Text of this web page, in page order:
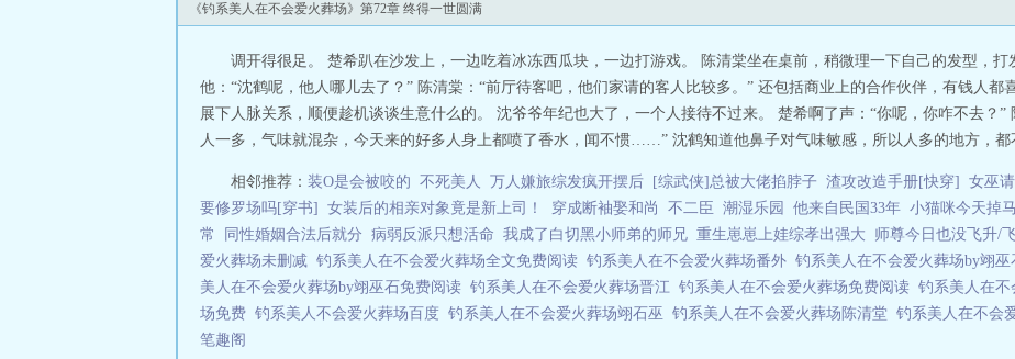
地，他开始跟陈清棠变得亲近，会记得陈清棠的口味、穿衣习惯，记得陈清棠的一切喜好聚会上，朋
用那种专注的眼神望着他陈清棠收回了对他的特殊性看着陈清棠跟别人出双入对，谈笑风生，沈鹤
狗，主动拦住陈清棠：“别这样对我。”——后来有天，沈鹤听见陈清棠睡熟了说梦话，还深情地叫
他，连看都不让他看一眼抽身的速度快到沈鹤生气，飘忽的态度让他抓心挠肝又没有办法沈鹤这才
他已经不能忍受没有陈清棠在身边最终沈鹤失控地把人堵在寝室里，眼底是深重的占有欲，挣扎着向
面纯良的暗黑钓系受X看似纯情的高岭之花、实则痴汉的忠犬攻排雷：1、双初双洁，本文是小甜文
情，到后面很痴汉很偏执，以及，攻真的不怎么会爱，很迟钝3、训狗文学，认为钓系是精神pua，
4、攻上辈子不渣，两人是在没有感情的情况下相亲结的婚，搭伙过日子而已，他不需要火葬走虐文
案自己脑补断章取义。其他具体的原由，在文中会有展开说明
《钓系美人在不会爱火葬场》第72章 终得一世圆满
调开得很足。 楚希趴在沙发上，一边吃着冰冻西瓜块，一边打游戏。 陈清棠坐在桌前，稍微理一下自己的发型，
他：“沈鹤呢，他人哪儿去了？” 陈清棠：“前厅待客吧，他们家请的客人比较多。” 还包括商业上的合作伙伴，有钱人都
展下人脉关系，顺便趁机谈谈生意什么的。 沈爷爷年纪也大了，一个人接待不过来。 楚希啊了声：“你呢，你咋不去？”
人一多，气味就混杂，今天来的好多人身上都喷了香水，闻不惯……” 沈鹤知道他鼻子对气味敏感，所以人多的地方，都
相邻推荐： 装O是会被咬的 不死美人 万人嫌旅综发疯开摆后 [综武侠]总被大佬掐脖子 渣攻改造手册[快穿] 女巫
要修罗场吗[穿书]
女装后的相亲对象竟是新上司！ 穿成断袖娶和尚 不二臣 潮湿乐园 他来自民国33年 小猫咪今天掉
常
同性婚姻合法后就分 病弱反派只想活命 我成了白切黑小师弟的师兄 重生崽崽上娃综孝出强大 师尊今日也没飞升/
爱火葬场未删减 钓系美人在不会爱火葬场全文免费阅读 钓系美人在不会爱火葬场番外 钓系美人在不会爱火葬场by翊巫
美人在不会爱火葬场by翊巫石免费阅读 钓系美人在不会爱火葬场晋江 钓系美人在不会爱火葬场免费阅读 钓系美人在
场免费 钓系美人不会爱火葬场百度 钓系美人在不会爱火葬场翊石巫 钓系美人在不会爱火葬场陈清堂 钓系美人在不会
笔趣阁